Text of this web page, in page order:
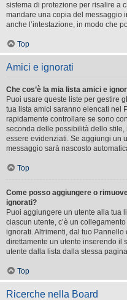
sistema di protezione per risalire a
mandare una copia del messaggio
anche l’intestazione, in modo che
Top
Amici e ignorati
Che cos’è la mia lista amici e
Puoi usare queste liste per gestire
tua lista amici saranno elencati nel
rapidamente controllare se sono
seconda delle possibilità dello
essere evidenziati. Se aggiungi un
messaggio sarà nascosto
Top
Come posso aggiungere o
ignorati?
Puoi aggiungere un utente alla tua
ciascun utente, c’è un
ignorati. Altrimenti, dal tuo
direttamente un utente inserendo il
utente dalla lista dalla stessa
Top
Ricerche nella Board